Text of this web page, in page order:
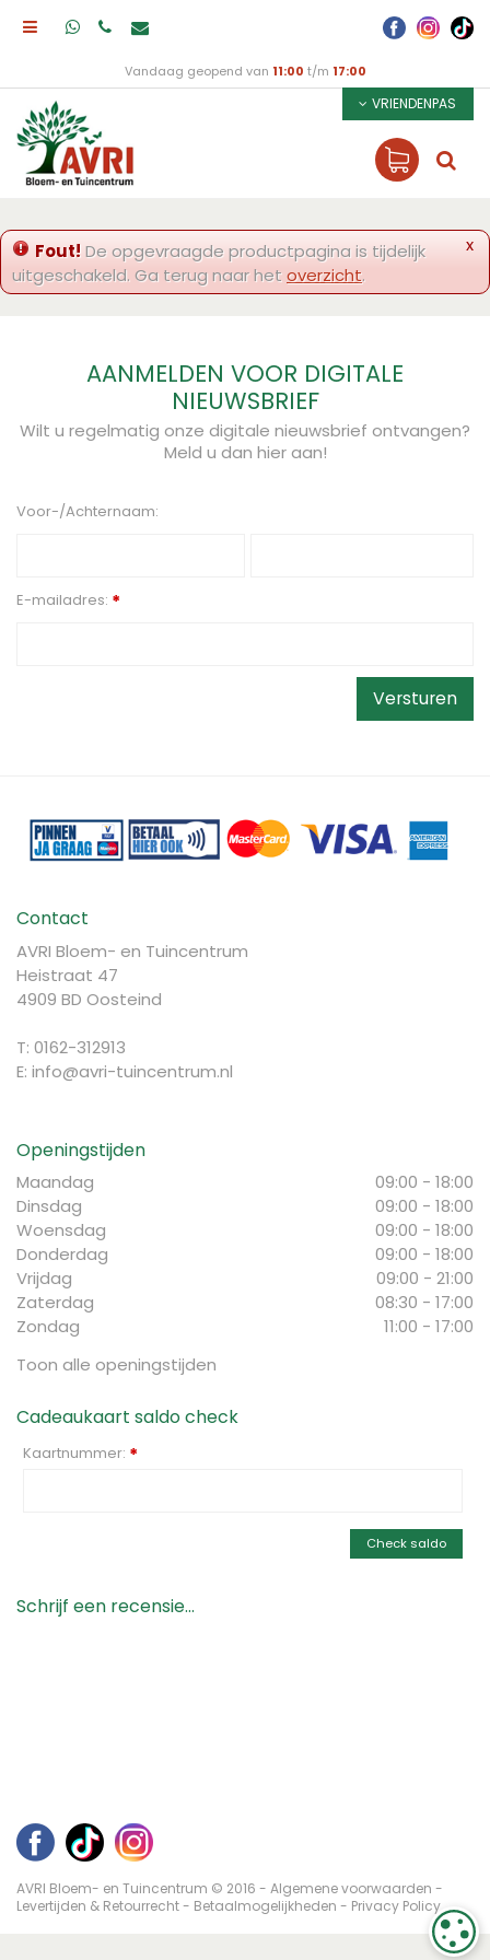
Vandaag geopend van 11:00 t/m 17:00
VRIENDENPAS
x
Fout!De opgevraagde productpagina is tijdelijk
uitgeschakeld. Ga terug naar hetoverzicht.
AANMELDEN VOOR DIGITALE
NIEUWSBRIEF
Wilt u regelmatig onze digitale nieuwsbrief ontvangen?
Meld u dan hier aan!
Voor-/Achternaam:
E-mailadres: *
Contact
AVRI Bloem- en Tuincentrum
Heistraat 47
4909 BD Oosteind
T: 0162-312913
E: info@avri-tuincentrum.nl
Openingstijden
Maandag
09:00 - 18:00
Dinsdag
09:00 - 18:00
Woensdag
09:00 - 18:00
Donderdag
09:00 - 18:00
Vrijdag
09:00 - 21:00
Zaterdag
08:30 - 17:00
Zondag
11:00 - 17:00
Toon alle openingstijden
Cadeaukaart saldo check
Kaartnummer: *
Check saldo
Schrijf een recensie...
AVRI Bloem- en Tuincentrum © 2016 - Algemene voorwaarden -
Levertijden & Retourrecht- Betaalmogelijkheden - Privacy Policy